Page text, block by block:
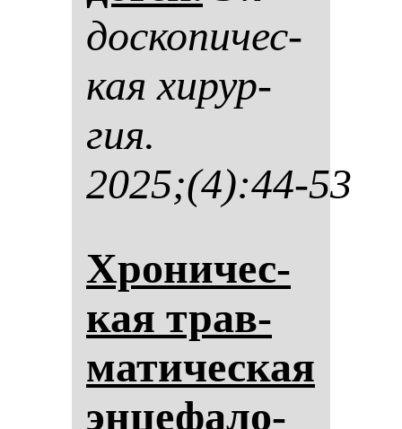
дос­ко­пи­чес­
кая хи­рур­
гия.
2025;(4):44-53
Хро­ни­чес­
кая трав­
ма­ти­чес­кая
эн­це­фа­ло­